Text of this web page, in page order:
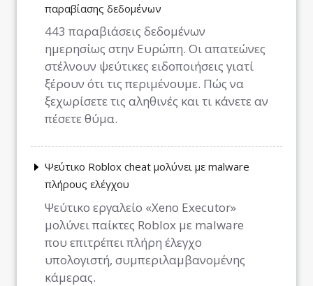
παραβίασης δεδομένων
443 παραβιάσεις δεδομένων
ημερησίως στην Ευρώπη. Οι απατεώνες
στέλνουν ψεύτικες ειδοποιήσεις γιατί
ξέρουν ότι τις περιμένουμε. Πώς να
ξεχωρίσετε τις αληθινές και τι κάνετε αν
πέσετε θύμα.
Ψεύτικο Roblox cheat μολύνει με malware
πλήρους ελέγχου
Ψεύτικο εργαλείο «Xeno Executor»
μολύνει παίκτες Roblox με malware
που επιτρέπει πλήρη έλεγχο
υπολογιστή, συμπεριλαμβανομένης
κάμερας.